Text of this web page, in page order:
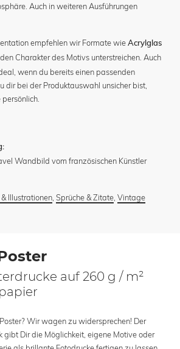
Auch in weiteren Ausführungen
empfehlen wir Formate wie Acrylglas
den Charakter des Motivs unterstreichen. Auch
wenn du bereits einen passenden
dir bei der Produktauswahl unsicher bist,
Wandbild vom französischen Künstler
Illustrationen Sprüche & Zitate Vintage
auf 260 g / m²
Wir wagen zu widersprechen! Der
gibt Dir die Möglichkeit, eigene Motive oder